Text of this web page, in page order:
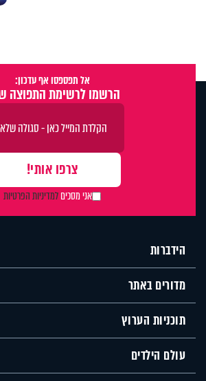
אל תפספסו אף עדכון:
הרשמו לרשימת התפוצה
אני מסכיםלמדיניות הפרטיות
הידברות
מדורים באתר
תוכניות הערוץ
עולם הילדים